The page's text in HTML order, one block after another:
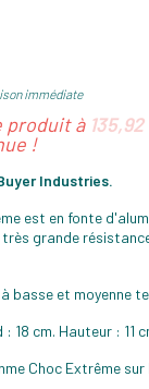
immédiate
produit à
!
Industries.
est en fonte
grande
basse et moyenne
18 cm. Hauteur : 11
Choc Extrême